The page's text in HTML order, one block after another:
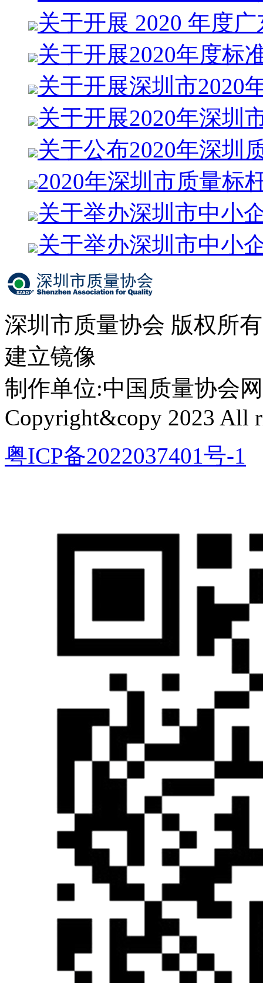
关于开展 2020 年度
关于开展2020年度标
关于开展深圳市2020
关于开展2020年深圳
关于公布2020年深圳
2020年深圳市质量标
关于举办深圳市中小
关于举办深圳市中小
深圳市质量协会 版权所
建立镜像
制作单位:中国质量协会
Copyright&copy 2023 All
粤ICP备2022037401号-1